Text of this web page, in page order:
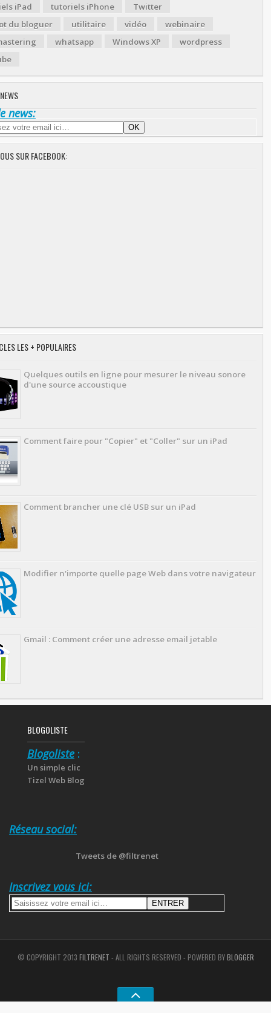
iPad
tutoriels iPhone
Twitter
du bloguer
utilitaire vidéo
webinaire
whatsapp Windows XP
wordpress
news:
SUR FACEBOOK:
LES + POPULAIRES
Quelques outils en ligne pour mesurer le niveau sonore
d'une source accoustique
Comment faire pour "Copier" et "Coller" sur un iPad
Comment brancher une clé USB sur un iPad
Modifier n'importe quelle page Web dans votre navigateur
Gmail : Comment créer une adresse email jetable
BLOGOLISTE
Blogoliste :
Un simple clic
Tizel Web Blog
Réseau social:
Tweets de @filtrenet
Inscrivez vous ici:
© COPYRIGHT 2013 FILTRENET - ALL RIGHTS RESERVED - POWERED BYBLOGGER